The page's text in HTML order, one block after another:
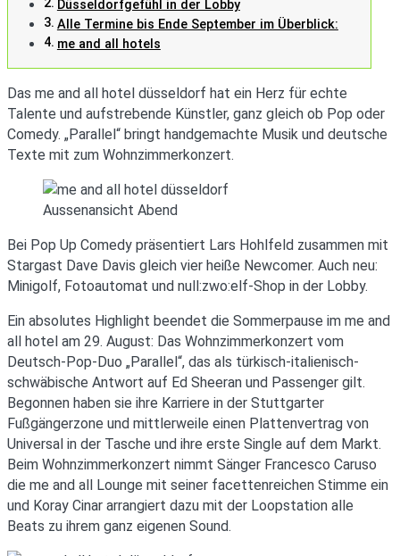
Düsseldorfgefühl in der Lobby
Alle Termine bis Ende September im Überblick:
me and all hotels
Das me and all hotel düsseldorf hat ein Herz für echte
Talente und aufstrebende Künstler, ganz gleich ob Pop oder
Comedy. „Parallel“ bringt handgemachte Musik und deutsche
Texte mit zum Wohnzimmerkonzert.
Aussenansicht Abend
Bei Pop Up Comedy präsentiert Lars Hohlfeld zusammen mit
Stargast Dave Davis gleich vier heiße Newcomer. Auch neu:
Minigolf, Fotoautomat und null:zwo:elf-Shop in der Lobby.
Ein absolutes Highlight beendet die Sommerpause im me and
all hotel am 29. August: Das Wohnzimmerkonzert vom
Deutsch-Pop-Duo „Parallel“, das als türkisch-italienisch-
schwäbische Antwort auf Ed Sheeran und Passenger gilt.
Begonnen haben sie ihre Karriere in der Stuttgarter
Fußgängerzone und mittlerweile einen Plattenvertrag von
Universal in der Tasche und ihre erste Single auf dem Markt.
Beim Wohnzimmerkonzert nimmt Sänger Francesco Caruso
die me and all Lounge mit seiner facettenreichen Stimme ein
und Koray Cinar arrangiert dazu mit der Loopstation alle
Beats zu ihrem ganz eigenen Sound.